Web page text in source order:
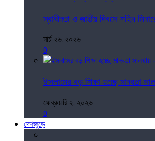
স্বাধীনতা ও জাতীয় দিবসে শহিদ
মার্চ ২৬, ২০২৬
0
ইসলামের বড় শিক্ষা হচ্ছে মানবতা
ফেব্রুয়ারি ২, ২০২৬
0
দেশজুড়ে